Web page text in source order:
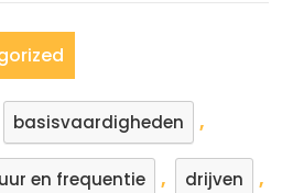
basisvaardigheden ,
en frequentie , drijven ,